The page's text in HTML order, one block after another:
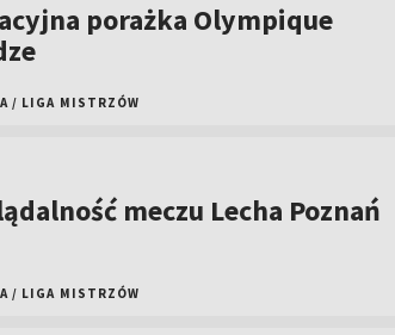
porażka Olympique
/ LIGA MISTRZÓW
meczu Lecha Poznań
/ LIGA MISTRZÓW